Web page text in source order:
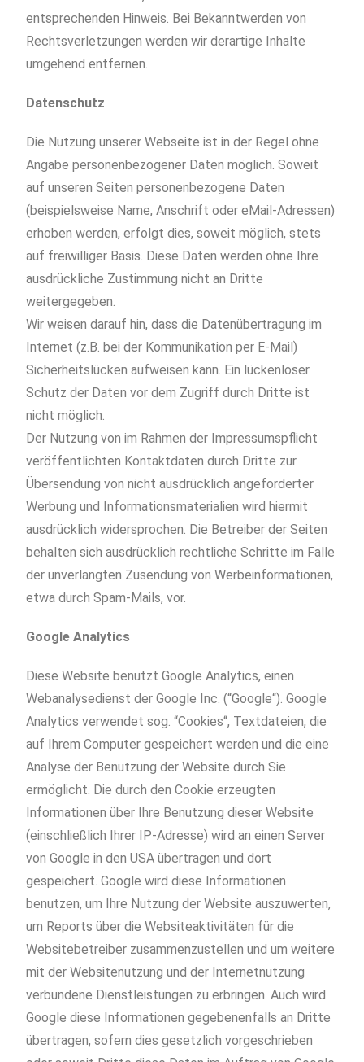
entsprechenden Hinweis. Bei Bekanntwerden von
Rechtsverletzungen werden wir derartige Inhalte
umgehend entfernen.
Datenschutz
Die Nutzung unserer Webseite ist in der Regel ohne
Angabe personenbezogener Daten möglich. Soweit
auf unseren Seiten personenbezogene Daten
(beispielsweise Name, Anschrift oder eMail-Adressen)
erhoben werden, erfolgt dies, soweit möglich, stets
auf freiwilliger Basis. Diese Daten werden ohne Ihre
ausdrückliche Zustimmung nicht an Dritte
weitergegeben.
Wir weisen darauf hin, dass die Datenübertragung im
Internet (z.B. bei der Kommunikation per E-Mail)
Sicherheitslücken aufweisen kann. Ein lückenloser
Schutz der Daten vor dem Zugriff durch Dritte ist
nicht möglich.
Der Nutzung von im Rahmen der Impressumspflicht
veröffentlichten Kontaktdaten durch Dritte zur
Übersendung von nicht ausdrücklich angeforderter
Werbung und Informationsmaterialien wird hiermit
ausdrücklich widersprochen. Die Betreiber der Seiten
behalten sich ausdrücklich rechtliche Schritte im Falle
der unverlangten Zusendung von Werbeinformationen,
etwa durch Spam-Mails, vor.
Google Analytics
Diese Website benutzt Google Analytics, einen
Webanalysedienst der Google Inc. (“Google“). Google
Analytics verwendet sog. “Cookies“, Textdateien, die
auf Ihrem Computer gespeichert werden und die eine
Analyse der Benutzung der Website durch Sie
ermöglicht. Die durch den Cookie erzeugten
Informationen über Ihre Benutzung dieser Website
(einschließlich Ihrer IP-Adresse) wird an einen Server
von Google in den USA übertragen und dort
gespeichert. Google wird diese Informationen
benutzen, um Ihre Nutzung der Website auszuwerten,
um Reports über die Websiteaktivitäten für die
Websitebetreiber zusammenzustellen und um weitere
mit der Websitenutzung und der Internetnutzung
verbundene Dienstleistungen zu erbringen. Auch wird
Google diese Informationen gegebenenfalls an Dritte
übertragen, sofern dies gesetzlich vorgeschrieben